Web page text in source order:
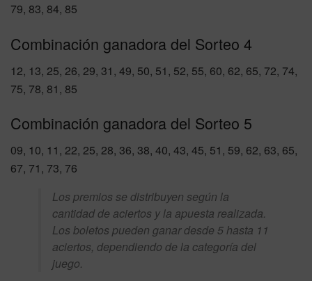
79, 83, 84, 85
Combinación ganadora del Sorteo 4
12, 13, 25, 26, 29, 31, 49, 50, 51, 52, 55, 60, 62, 65, 72, 74,
75, 78, 81, 85
Combinación ganadora del Sorteo 5
09, 10, 11, 22, 25, 28, 36, 38, 40, 43, 45, 51, 59, 62, 63, 65,
67, 71, 73, 76
Los premios se distribuyen según la
cantidad de aciertos y la apuesta realizada.
Los boletos pueden ganar desde 5 hasta 11
aciertos, dependiendo de la categoría del
juego.